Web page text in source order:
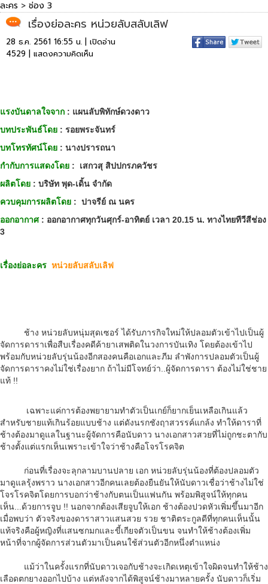
ละคร > ช่อง 3
เรื่องย่อละคร หน่วยลับสลับเลิฟ
28 ธ.ค. 2561 16:55 น. | เปิดอ่าน
4529 | แสดงความคิดเห็น
แรงบันดาลใจจาก : แผนลับพิทักษ์ดวงดาว
บทประพันธ์โดย : รอยพระจันทร์
บทโทรทัศน์โดย : นางปรารถนา
กำกับการแสดงโดย : เสกวสุ สิปปกรภควัชร
ผลิตโดย : บริษัท พุด-เดิ้น จำกัด
ควบคุมการผลิตโดย : ปาจรีย์ ณ นคร
ออกอากาศ: ออกอากาศทุกวันศุกร์-อาทิตย์ เวลา 20.15 น. ทางไทยทีวีสีช่อง
3
เรื่องย่อละคร หน่วยลับสลับเลิฟ
ช้าง หน่วยลับหนุ่มสุดเซอร์ ได้รับภารกิจใหม่ให้ปลอมตัวเข้าไปเป็นผู้
จัดการดาราเพื่อสืบเรื่องคดีค้ายาเสพติดในวงการบันเทิง โดยต้องเข้าไป
พร้อมกับหน่วยลับรุ่นน้องอีกสองคนคือเอกและภีม ลำพังการปลอมตัวเป็นผู้
จัดการดาราคงไม่ใช่เรื่องยาก ถ้าไม่มีโจทย์ว่า..ผู้จัดการดารา ต้องไม่ใช่ชาย
แท้ !!
เฉพาะแค่การต้องพยายามทำตัวเป็นเกย์ก็ยากเย็นเหลือเกินแล้ว
สำหรับชายแท้เกินร้อยแบบช้าง แต่ดังนรกชังฤาสวรรค์แกล้ง ทำให้ดาราที่
ช้างต้องมาดูแลในฐานะผู้จัดการคือนับดาว นางเอกสาวสวยที่ไม่ถูกชะตากับ
ช้างตั้งแต่แรกเห็นเพราะเข้าใจว่าช้างคือโจรโรคจิต
ก่อนที่เรื่องจะลุกลามบานปลาย เอก หน่วยลับรุ่นน้องที่ต้องปลอมตัว
มาดูแลรุ้งพราว นางเอกสาวอีกคนเลยต้องยืนยันให้นับดาวเชื่อว่าช้างไม่ใช่
โจรโรคจิตโดยการบอกว่าช้างกับตนเป็นแฟนกัน พร้อมพิสูจน์ให้ทุกคน
เห็น...ด้วยการจูบ !! นอกจากต้องเสียจูบให้เอก ช้างต้องปวดหัวเพิ่มขึ้นมาอีก
เมื่อพบว่า ตัวจริงของดาราสาวแสนสวย รวย ชาติตระกูลดีที่ทุกคนเห็นนั้น
แท้จริงคือผู้หญิงที่แสนซกมกและขี้เกียจตัวเป็นขน จนทำให้ช้างต้องเพิ่ม
หน้าที่จากผู้จัดการส่วนตัวมาเป็นคนใช้ส่วนตัวอีกหนึ่งตำแหน่ง
แม้ว่าในครั้งแรกที่นับดาวเจอกับช้างจะเกิดเหตุเข้าใจผิดจนทำให้ช้าง
เลือดตกยางออกไปบ้าง แต่หลังจากได้พิสูจน์ช้างมาหลายครั้ง นับดาวก็เริ่ม